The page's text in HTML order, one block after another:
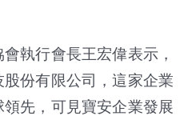
執行會長王宏偉表示，
份有限公司，這家企業
先，可見寶安企業發展